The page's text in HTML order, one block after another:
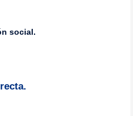
social.